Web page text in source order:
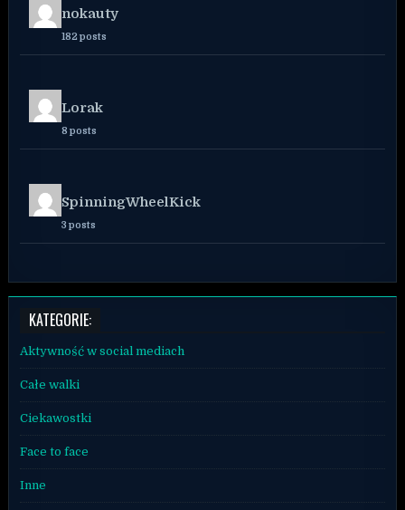
nokauty
182 posts
Lorak
8 posts
SpinningWheelKick
3 posts
KATEGORIE:
Aktywność w social mediach
Całe walki
Ciekawostki
Face to face
Inne